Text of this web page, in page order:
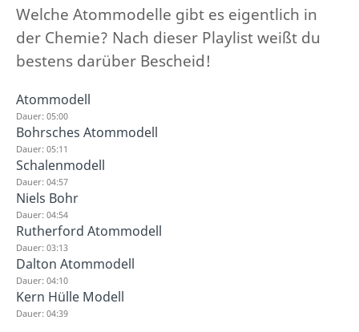
Welche Atommodelle gibt es eigentlich in
der Chemie? Nach dieser Playlist weißt du
bestens darüber Bescheid!
Atommodell
Dauer: 05:00
Bohrsches Atommodell
Dauer: 05:11
Schalenmodell
Dauer: 04:57
Niels Bohr
Dauer: 04:54
Rutherford Atommodell
Dauer: 03:13
Dalton Atommodell
Dauer: 04:10
Kern Hülle Modell
Dauer: 04:39